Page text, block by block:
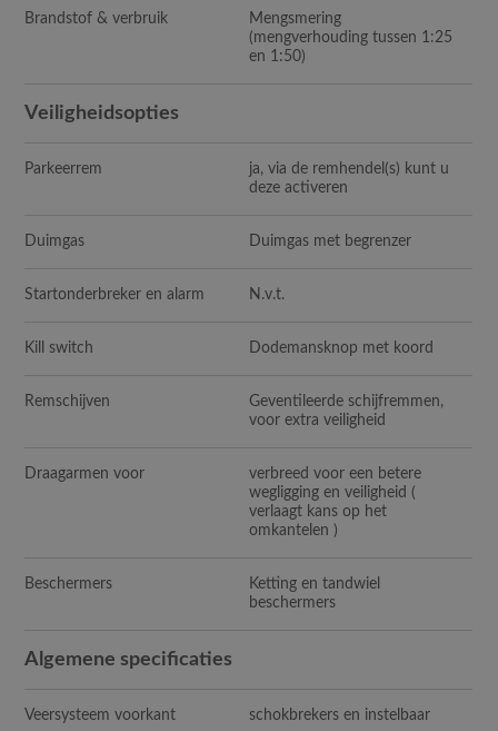
Brandstof & verbruik
Mengsmering
(mengverhouding tussen 1:25
en 1:50)
Veiligheidsopties
Parkeerrem
ja, via de remhendel(s) kunt u
deze activeren
Duimgas Duimgas met begrenzer
Startonderbreker en alarm N.v.t.
Kill switch Dodemansknop met koord
Remschijven
Geventileerde schijfremmen,
voor extra veiligheid
Draagarmen voor
verbreed voor een betere
wegligging en veiligheid (
verlaagt kans op het
omkantelen )
Beschermers
Ketting en tandwiel
beschermers
Algemene specificaties
Veersysteem voorkant schokbrekers en instelbaar